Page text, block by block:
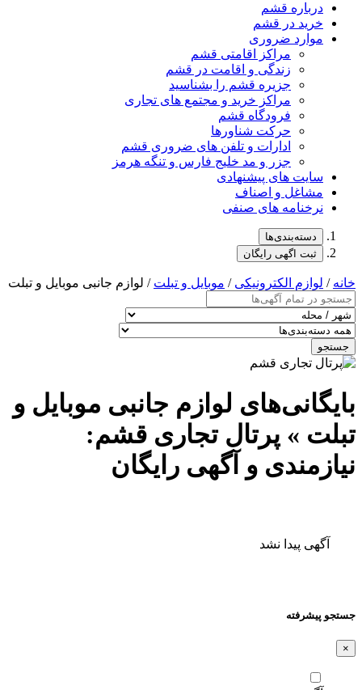
درباره قشم
خرید در قشم
موارد ضروری
مراکز اقامتی قشم
زندگی و اقامت در قشم
جزیره قشم را بشناسید
مراکز خرید و مجتمع های تجاری
فرودگاه قشم
حرکت شناورها
ادارات و تلفن های ضروری قشم
جزر و مد خلیج فارس و تنگه هرمز
سایت های پیشنهادی
مشاغل و اصناف
نرخنامه های صنفی
دسته‌بندی‌ها
ثبت اگهی رایگان
خانه / لوازم الکترونیکی / موبایل و تبلت / لوازم جانبی موبایل و تبلت
جستجو
بایگانی‌های لوازم جانبی موبایل و
تبلت » پرتال تجاری قشم:
نیازمندی و آگهی رایگان
آگهی پیدا نشد
جستجو پیشرفته
×